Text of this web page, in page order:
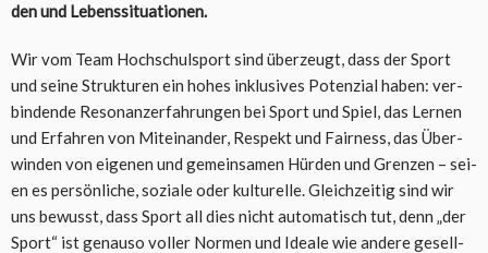
den und Lebens­si­tua­tio­nen.
Wir vom Team Hoch­schul­sport sind über­zeugt, dass der Sport
und sei­ne Struk­tu­ren ein hohes inklu­si­ves Poten­zi­al haben: ver­
bin­den­de Reso­nanz­erfah­run­gen bei Sport und Spiel, das Ler­nen
und Erfah­ren von Mit­ein­an­der, Respekt und Fair­ness, das Über­
win­den von eige­nen und gemein­sa­men Hür­den und Gren­zen – sei­
en es per­sön­li­che, sozia­le oder kul­tu­rel­le. Gleich­zei­tig sind wir
uns bewusst, dass Sport all dies nicht auto­ma­tisch tut, denn „der
Sport“ ist genau­so vol­ler Nor­men und Idea­le wie ande­re gesell­